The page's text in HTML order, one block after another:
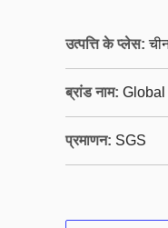
उत्पत्ति के प्लेस:
ब्रांड नाम:
प्रमाणन: SGS